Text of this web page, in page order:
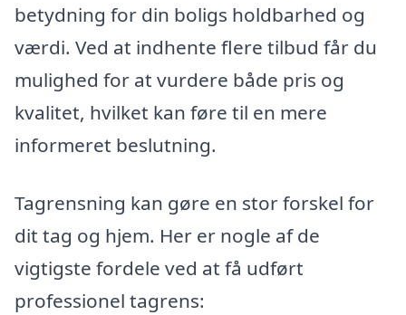
betydning for din boligs holdbarhed og
værdi. Ved at indhente flere tilbud får du
mulighed for at vurdere både pris og
kvalitet, hvilket kan føre til en mere
informeret beslutning.
Tagrensning kan gøre en stor forskel for
dit tag og hjem. Her er nogle af de
vigtigste fordele ved at få udført
professionel tagrens: